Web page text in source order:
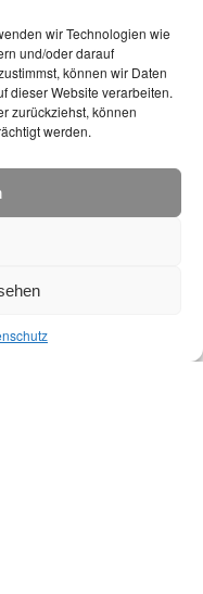
wir Technologien wie
und/oder darauf
können wir Daten
dieser Website verarbeiten.
zurückziehst, können
werden.